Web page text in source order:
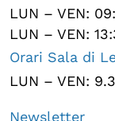
LUN – VEN:
LUN – VEN:
Orari Sala di
LUN – VEN:
Newsletter